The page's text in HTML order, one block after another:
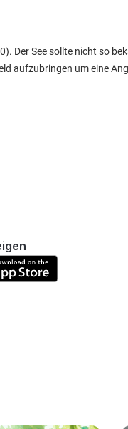
Der See sollte nicht so
aufzubringen um eine